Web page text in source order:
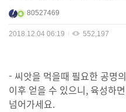
80527469
2018.12.04 06:19 552,197
- 씨앗을 먹을때 필요한 공명
이후 얻을 수 있으니, 육성하
넘어가세요.